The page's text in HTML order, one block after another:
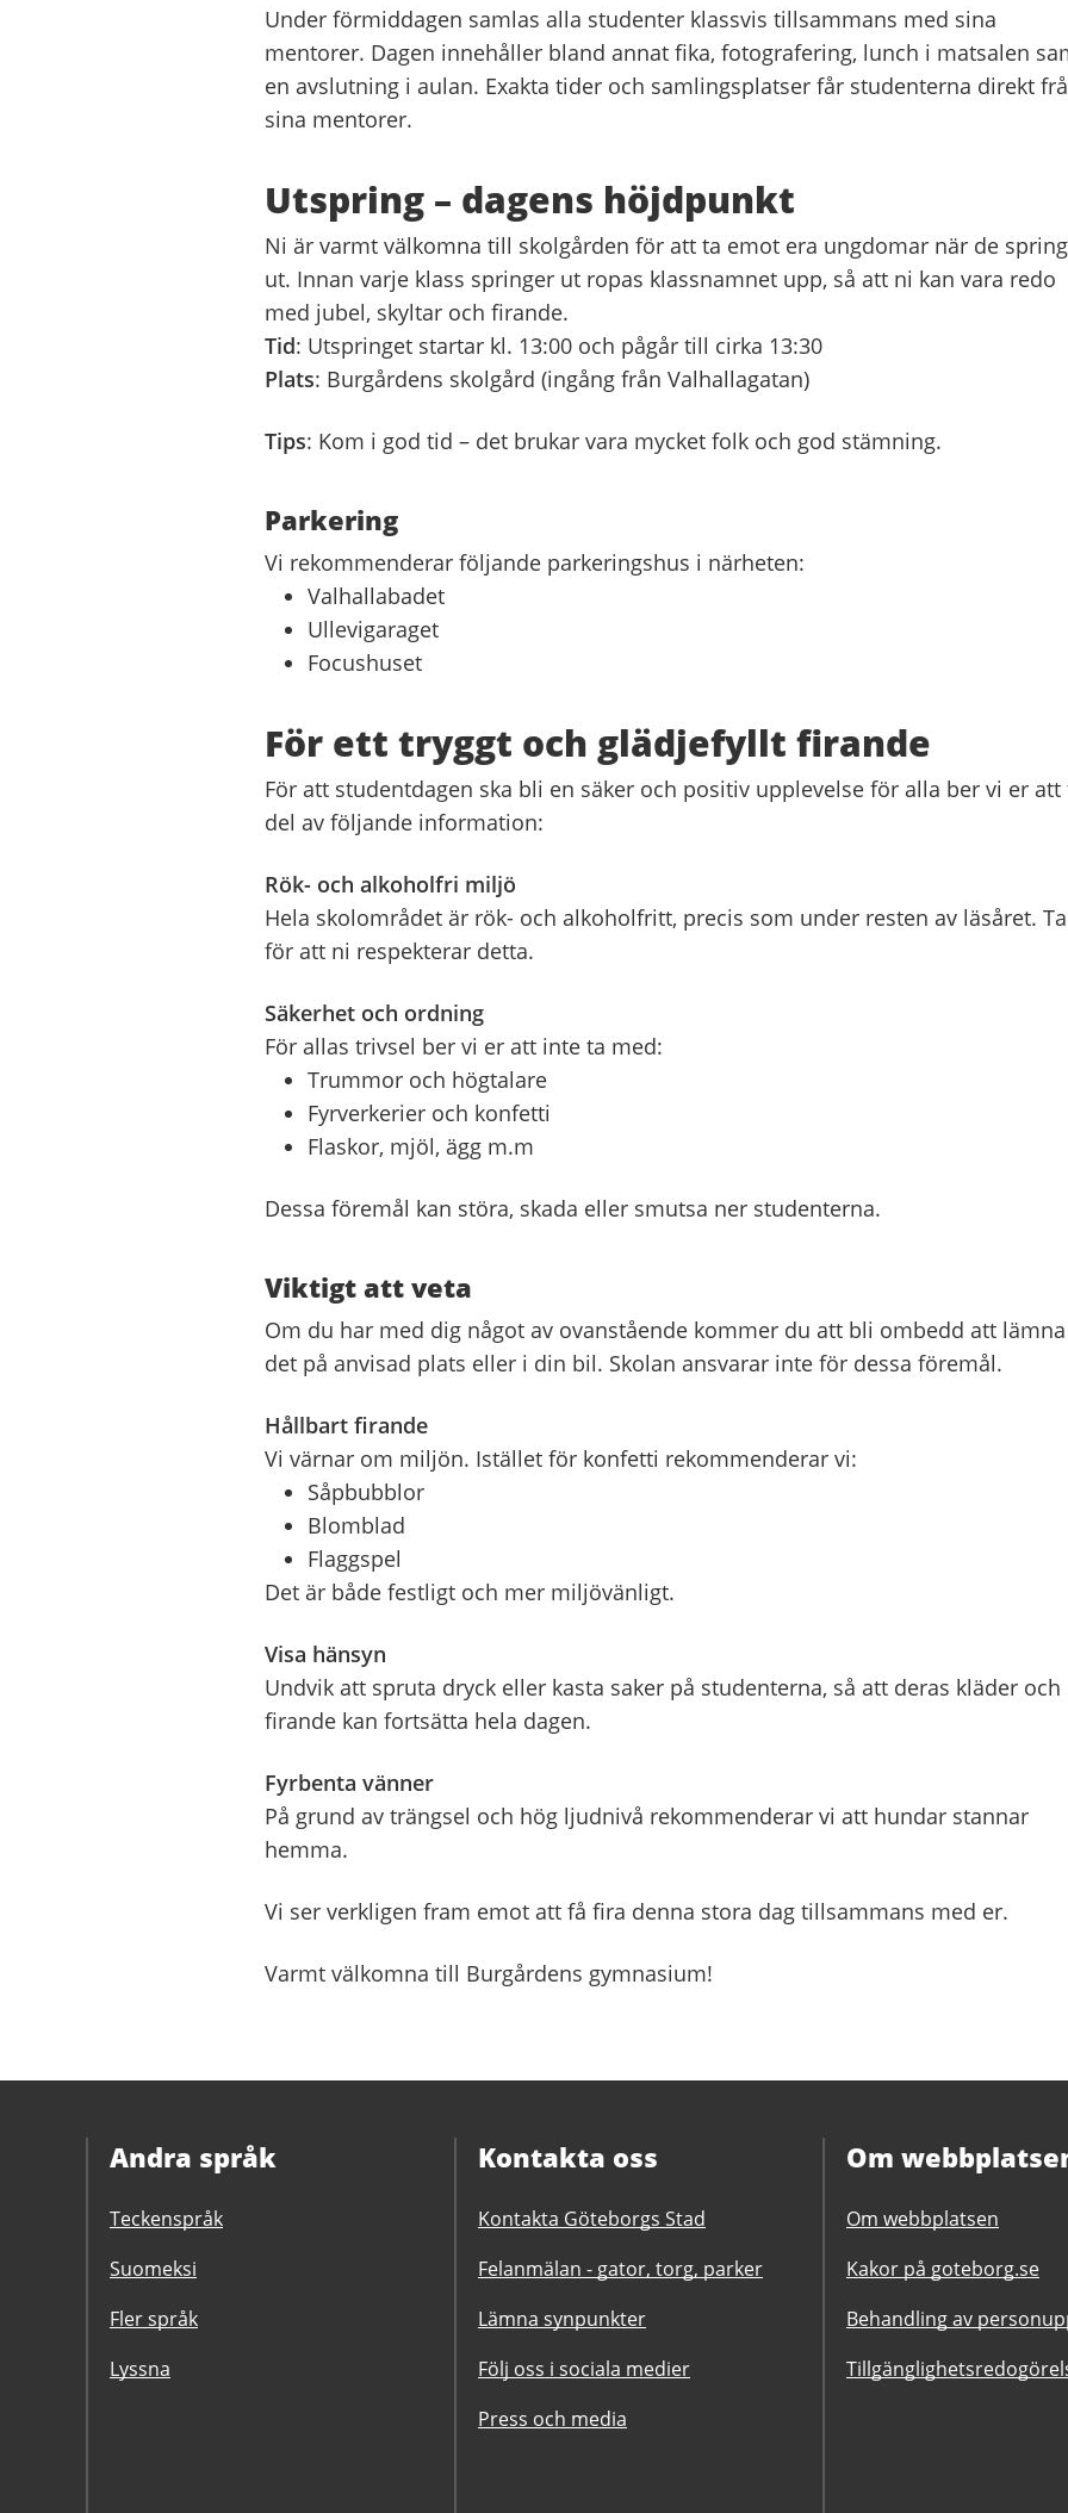
Under förmiddagen samlas alla studenter klassvis tillsammans med sina
mentorer. Dagen innehåller bland annat fika, fotografering, lunch i matsalen
en avslutning i aulan. Exakta tider och samlingsplatser får studenterna direkt
sina mentorer.
Utspring – dagens höjdpunkt
Ni är varmt välkomna till skolgården för att ta emot era ungdomar när de
ut. Innan varje klass springer ut ropas klassnamnet upp, så att ni kan vara redo
med jubel, skyltar och firande.
Tid: Utspringet startar kl. 13:00 och pågår till cirka 13:30
Plats: Burgårdens skolgård (ingång från Valhallagatan)
Tips: Kom i god tid – det brukar vara mycket folk och god stämning.
Parkering
Vi rekommenderar följande parkeringshus i närheten:
Valhallabadet
Ullevigaraget
Focushuset
För ett tryggt och glädjefyllt firande
För att studentdagen ska bli en säker och positiv upplevelse för alla ber vi er att
del av följande information:
Rök- och alkoholfri miljö
Hela skolområdet är rök- och alkoholfritt, precis som under resten av läsåret.
för att ni respekterar detta.
Säkerhet och ordning
För allas trivsel ber vi er att inte ta med:
Trummor och högtalare
Fyrverkerier och konfetti
Flaskor, mjöl, ägg m.m
Dessa föremål kan störa, skada eller smutsa ner studenterna.
Viktigt att veta
Om du har med dig något av ovanstående kommer du att bli ombedd att lämna
det på anvisad plats eller i din bil. Skolan ansvarar inte för dessa föremål.
Hållbart firande
Vi värnar om miljön. Istället för konfetti rekommenderar vi:
Såpbubblor
Blomblad
Flaggspel
Det är både festligt och mer miljövänligt.
Visa hänsyn
Undvik att spruta dryck eller kasta saker på studenterna, så att deras kläder och
firande kan fortsätta hela dagen.
Fyrbenta vänner
På grund av trängsel och hög ljudnivå rekommenderar vi att hundar stannar
hemma.
Vi ser verkligen fram emot att få fira denna stora dag tillsammans med er.
Varmt välkomna till Burgårdens gymnasium!
Andra språk
Teckenspråk
Suomeksi
Fler språk
Lyssna
Kontakta oss
Kontakta Göteborgs Stad
Felanmälan - gator, torg, parker
Lämna synpunkter
Följ oss i sociala medier
Press och media
Om
Om webbplatsen
Kakor på goteborg.se
Behandling av